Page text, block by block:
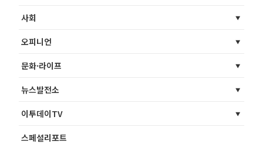
사회
오피니언
문화·라이프
뉴스발전소
이투데이TV
스페셜리포트